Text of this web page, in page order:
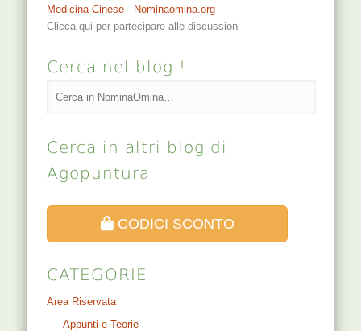
Medicina Cinese - Nominaomina.org
Clicca qui per partecipare alle discussioni
Cerca nel blog !
Cerca in altri blog di
Agopuntura
CODICI SCONTO
CATEGORIE
Area Riservata
Appunti e Teorie